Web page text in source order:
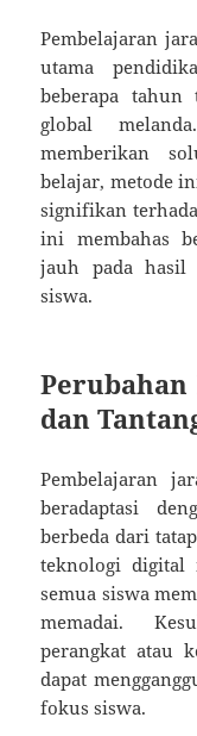
Pembelajaran
utama
beberapa tahun
global
memberikan
belajar, metode
signifikan
ini membahas
jauh pada hasil
siswa.
dan
Pembelajaran
beradaptasi
berbeda dari
teknologi digital
semua siswa
memadai.
perangkat atau
dapat
fokus siswa.